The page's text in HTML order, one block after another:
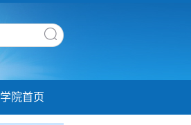
学院首页